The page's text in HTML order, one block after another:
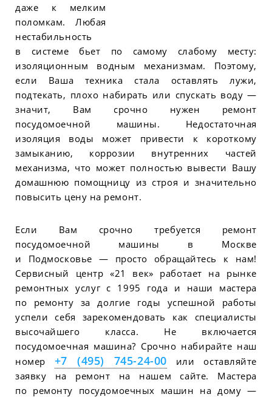
даже к мелким
поломкам. Любая
нестабильность
в системе бьет по самому слабому месту:
изоляционным водным механизмам. Поэтому,
если Ваша техника стала оставлять лужи,
подтекать, плохо набирать или спускать воду —
значит, Вам срочно нужен ремонт
посудомоечной машины. Недостаточная
изоляция воды может привести к короткому
замыканию, коррозии внутренних частей
механизма, что может полностью вывести Вашу
домашнюю помощницу из строя и значительно
повысить цену на ремонт.
Если Вам срочно требуется ремонт
посудомоечной машины в Москве
и Подмосковье — просто обращайтесь к нам!
Сервисный центр «21 век» работает на рынке
ремонтных услуг с 1995 года и наши мастера
по ремонту за долгие годы успешной работы
успели себя зарекомендовать как специалисты
высочайшего класса. Не включается
посудомоечная машина? Срочно набирайте наш
номер +7 (495) 745-24-00 или оставляйте
заявку на ремонт на нашем сайте. Мастера
по ремонту посудомоечных машин на дому —